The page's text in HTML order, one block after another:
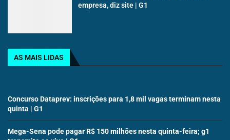
empresa, diz site | G1
AS MAIS LIDAS
Concurso Dataprev: inscrições para 1,8 mil vagas terminam nesta
quinta | G1
Mega-Sena pode pagar R$ 150 milhões nesta quinta-feira; g1